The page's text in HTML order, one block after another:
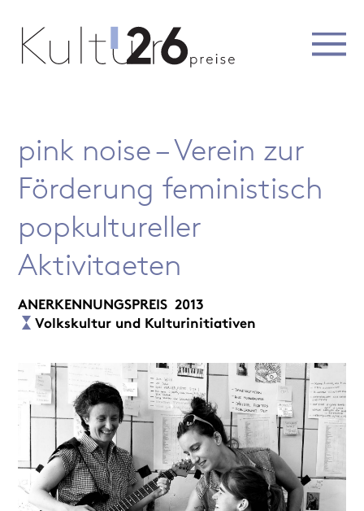
pink noise – Verein zur
Förderung feministisch
popkultureller
Aktivitaeten
ANERKENNUNGSPREIS 2013
Volkskultur und Kulturinitiativen